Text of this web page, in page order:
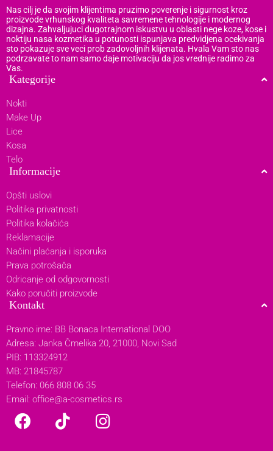
Nas cilj je da svojim klijentima pruzimo poverenje i sigurnost kroz
proizvode vrhunskog kvaliteta savremene tehnologije i modernog
dizajna. Zahvaljujuci dugotrajnom iskustvu u oblasti nege koze, kose i
noktiju nasa kozmetika u potunosti ispunjava predvidjena ocekivanja
sto pokazuje sve veci prob zadovoljnih klijenata. Hvala Vam sto nas
podrzavate to nam samo daje motivaciju da jos vrednije radimo za
Vas.
Kategorije
Nokti
Make Up
Lice
Kosa
Telo
Informacije
Opšti uslovi
Politika privatnosti
Politika kolačića
Reklamacije
Načini plaćanja i isporuka
Prava potrošača
Odricanje od odgovornosti
Kako poručiti proizvode
Kontakt
Pravno ime: BB Bonaca International DOO
Adresa: Janka Čmelika 20, 21000, Novi Sad
PIB: 113324912
MB: 21845787
Telefon: 066 808 06 35
Email: office@a-cosmetics.rs